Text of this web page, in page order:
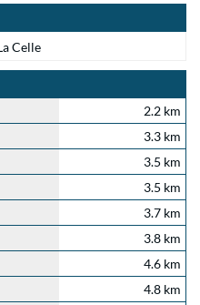
2.2 km
3.3 km
3.5 km
3.5 km
3.7 km
3.8 km
4.6 km
4.8 km